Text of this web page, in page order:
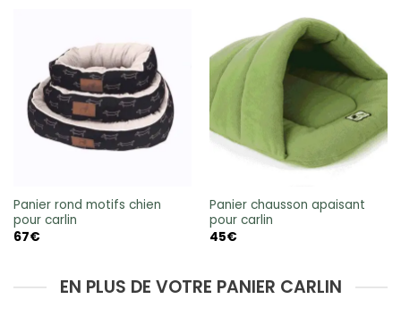
à
100€
Panier rond motifs chien
pour carlin
67€
Panier chausson apaisant
pour carlin
45€
EN PLUS DE VOTRE PANIER CARLIN